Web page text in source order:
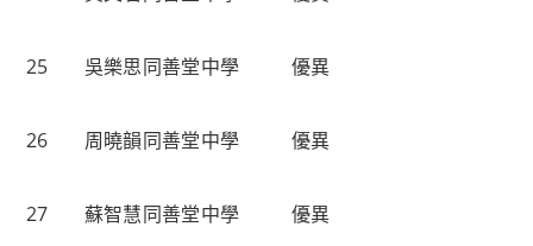
25 吳樂思同善堂中學 優異
26 周曉韻同善堂中學 優異
27 蘇智慧同善堂中學 優異